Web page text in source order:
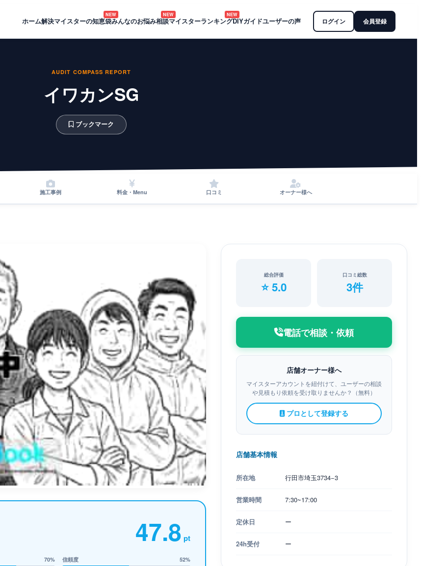
ホーム解決マイスターの知恵袋
NEW
みんなのお悩み相談
NEW
マイスターランキング
NEW
DIYガイドユーザーの声 ログイン 会員登録
AUDIT COMPASS REPORT
イワカンSG
ブックマーク
施工事例 料金・Menu 口コミ オーナー様へ
47.8 pt
70% 信頼度 52%
総合評価
⭐ 5.0
口コミ総数
3件
電話で相談・依頼
店舗オーナー様へ
マイスターアカウントを紐付けて、ユーザーの相談
や見積もり依頼を受け取りませんか？（無料）
プロとして登録する
店舗基本情報
所在地 行田市埼玉3734−3
営業時間 7:30~17:00
定休日 ー
24h受付 ー